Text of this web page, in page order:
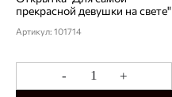
прекрасной девушки на свете"
Артикул: 101714
- +